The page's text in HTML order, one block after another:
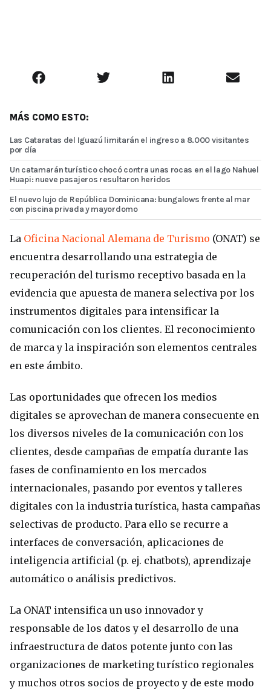
MÁS COMO ESTO:
Las Cataratas del Iguazú limitarán el ingreso a 8.000 visitantes
por día
Un catamarán turístico chocó contra unas rocas en el lago Nahuel
Huapi: nueve pasajeros resultaron heridos
El nuevo lujo de República Dominicana: bungalows frente al mar
con piscina privada y mayordomo
La Oficina Nacional Alemana de Turismo (ONAT) se
encuentra desarrollando una estrategia de
recuperación del turismo receptivo basada en la
evidencia que apuesta de manera selectiva por los
instrumentos digitales para intensificar la
comunicación con los clientes. El reconocimiento
de marca y la inspiración son elementos centrales
en este ámbito.
Las oportunidades que ofrecen los medios
digitales se aprovechan de manera consecuente en
los diversos niveles de la comunicación con los
clientes, desde campañas de empatía durante las
fases de confinamiento en los mercados
internacionales, pasando por eventos y talleres
digitales con la industria turística, hasta campañas
selectivas de producto. Para ello se recurre a
interfaces de conversación, aplicaciones de
inteligencia artificial (p. ej. chatbots), aprendizaje
automático o análisis predictivos.
La ONAT intensifica un uso innovador y
responsable de los datos y el desarrollo de una
infraestructura de datos potente junto con las
organizaciones de marketing turístico regionales
y muchos otros socios de proyecto y de este modo